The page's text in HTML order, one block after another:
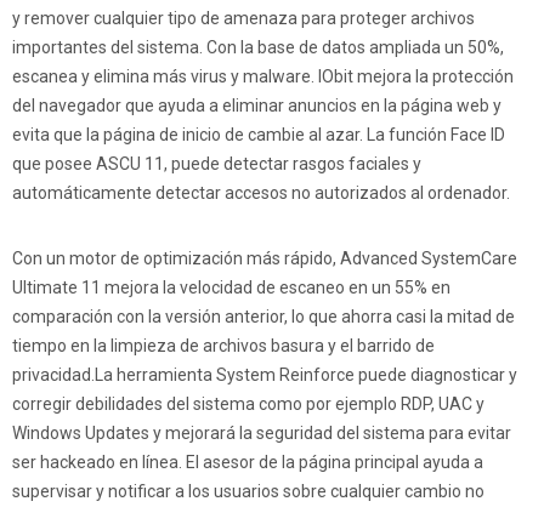
y remover cualquier tipo de amenaza para proteger archivos
importantes del sistema. Con la base de datos ampliada un 50%,
escanea y elimina más virus y malware. IObit mejora la protección
del navegador que ayuda a eliminar anuncios en la página web y
evita que la página de inicio de cambie al azar. La función Face ID
que posee ASCU 11, puede detectar rasgos faciales y
automáticamente detectar accesos no autorizados al ordenador.
Con un motor de optimización más rápido, Advanced SystemCare
Ultimate 11 mejora la velocidad de escaneo en un 55% en
comparación con la versión anterior, lo que ahorra casi la mitad de
tiempo en la limpieza de archivos basura y el barrido de
privacidad.La herramienta System Reinforce puede diagnosticar y
corregir debilidades del sistema como por ejemplo RDP, UAC y
Windows Updates y mejorará la seguridad del sistema para evitar
ser hackeado en línea. El asesor de la página principal ayuda a
supervisar y notificar a los usuarios sobre cualquier cambio no